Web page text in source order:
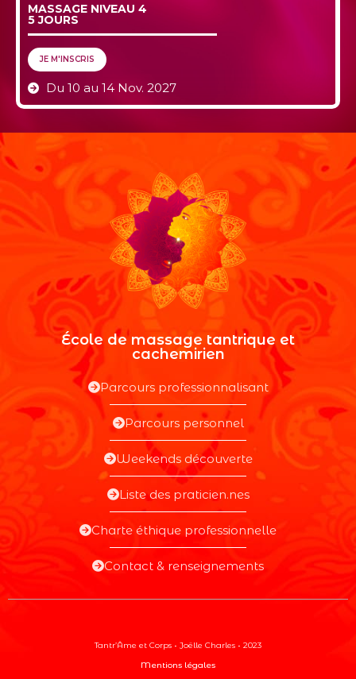
MASSAGE NIVEAU 4
5 JOURS
JE M'INSCRIS
Du 10 au 14 Nov. 2027
École de massage tantrique et
cachemirien
Parcours professionnalisant
Parcours personnel
Weekends découverte
Liste des praticien.nes
Charte éthique professionnelle
Contact & renseignements
Tantr’Âme et Corps • Joëlle Charles • 2023
Mentions légales